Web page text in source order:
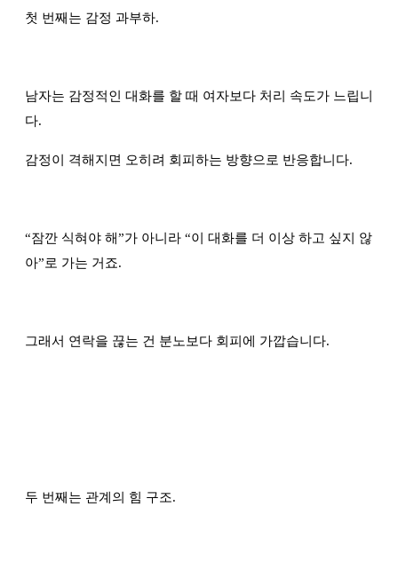
첫 번째는 감정 과부하.
남자는 감정적인 대화를 할 때 여자보다 처리 속도가 느립니
다.
감정이 격해지면 오히려 회피하는 방향으로 반응합니다.
“잠깐 식혀야 해”가 아니라 “이 대화를 더 이상 하고 싶지 않
아”로 가는 거죠.
그래서 연락을 끊는 건 분노보다 회피에 가깝습니다.
두 번째는 관계의 힘 구조.